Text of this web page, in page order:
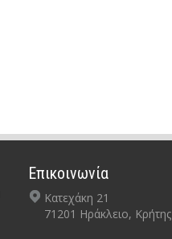
Επικοινωνία
Κατεχάκη 21
71201 Ηράκλειο, Κρήτης